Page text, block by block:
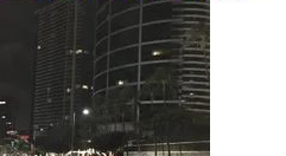
前日が懐かしいです:)